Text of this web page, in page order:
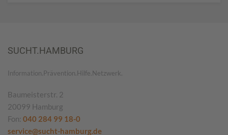
SUCHT.HAMBURG
Information.Prävention.Hilfe.Netzwerk.
Baumeisterstr. 2
20099 Hamburg
Fon: 040 284 99 18-0
service@sucht-hamburg.de